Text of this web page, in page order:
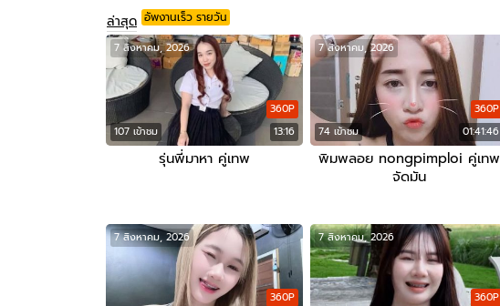
ล่าสุด อัพงานเร็ว รายวัน
107 เข้าชม 13:16
360P
7 สิงหาคม, 2026
รุ่นพี่มาหา คู่เทพ
74 เข้าชม 01:41:46
360P
7 สิงหาคม, 2026
พิมพลอย nongpimploi คู่เทพ
จัดมัน
360P
7 สิงหาคม, 2026
360P
7 สิงหาคม, 2026